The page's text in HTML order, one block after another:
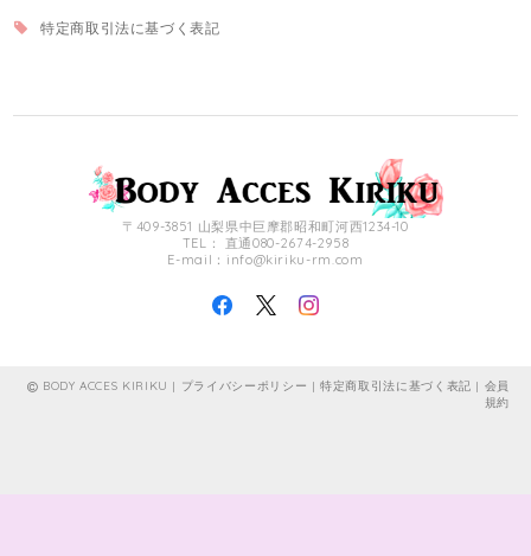
特定商取引法に基づく表記
〒409-3851 山梨県中巨摩郡昭和町河西1234-10
TEL： 直通080-2674-2958
E-mail： info@kiriku-rm.com
BODY ACCES KIRIKU | プライバシーポリシー |特定商取引法に基づく表記 | 会員
規約